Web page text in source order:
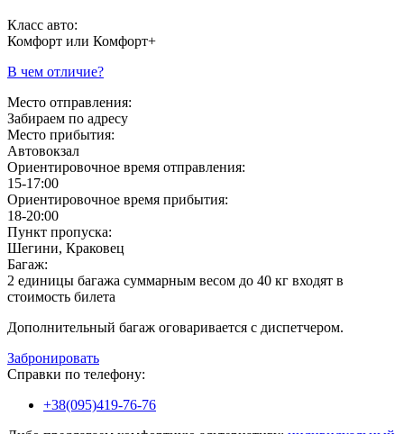
Класс авто:
Комфорт или Комфорт+
В чем отличие?
Место отправления:
Забираем по адресу
Место прибытия:
Автовокзал
Ориентировочное время отправления:
15-17:00
Ориентировочное время прибытия:
18-20:00
Пункт пропуска:
Шегини, Краковец
Багаж:
2 единицы багажа суммарным весом до 40 кг входят в
стоимость билета
Дополнительный багаж оговаривается с диспетчером.
Забронировать
Справки по телефону:
+38(095)419-76-76